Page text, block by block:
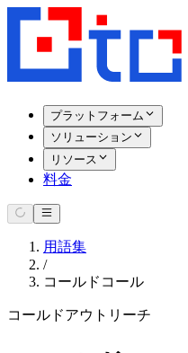
プラットフォーム
ソリューション
リソース
料金
用語集
/
コールドコール
コールドアウトリーチ